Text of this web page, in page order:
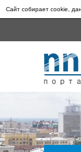
Сайт собирает cookie,